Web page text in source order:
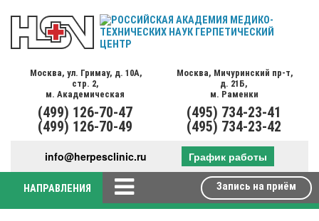
Москва, ул. Гримау, д. 10А,
стр. 2,
м. Академическая
(499) 126-70-47
(499) 126-70-49
Москва, Мичуринский пр-т,
д. 21Б,
м. Раменки
(495) 734-23-41
(495) 734-23-42
info@herpesclinic.ru График работы
НАПРАВЛЕНИЯ Запись на приём